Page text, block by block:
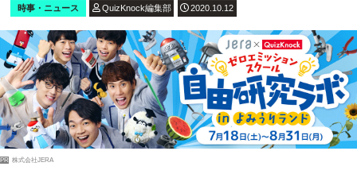
時事・ニュース QuizKnock編集部 2020.10.12
PR 株式会社JERA